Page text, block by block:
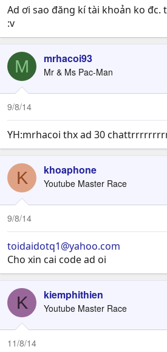
Ad ơi sao đăng kí tài khoản ko đc.
:v
M mrhacoi93
Mr & Ms Pac-Man
9/8/14
YH:mrhacoi thx ad 30
K khoaphone
Youtube Master Race
9/8/14
toidaidotq1@yahoo.com
Cho xin cai code ad oi
K kiemphithien
Youtube Master Race
11/8/14